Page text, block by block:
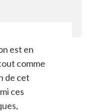
est en
comme
de cet
ces